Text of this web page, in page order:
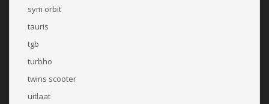
sym orbit
tauris
tgb
turbho
twins scooter
uitlaat